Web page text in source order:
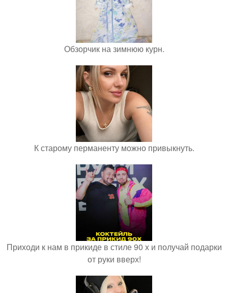
Обзорчик на зимнюю курн.
К старому перманенту можно привыкнуть.
Приходи к нам в прикиде в стиле 90 х и получай подарки
от руки вверх!